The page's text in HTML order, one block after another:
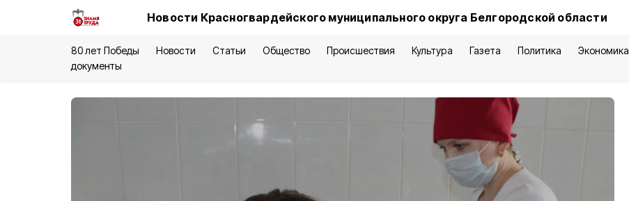
Новости Красногвардейского муниципального округа Белгородской области
80 лет Победы Новости Статьи Общество Происшествия Культура Газета Политика Экономика
документы